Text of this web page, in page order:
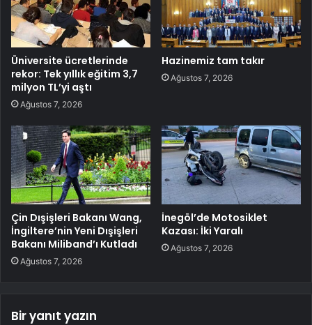
Üniversite ücretlerinde
rekor: Tek yıllık eğitim 3,7
milyon TL’yi aştı
Ağustos 7, 2026
Hazinemiz tam takır
Ağustos 7, 2026
Çin Dışişleri Bakanı Wang,
İngiltere’nin Yeni Dışişleri
Bakanı Miliband’ı Kutladı
Ağustos 7, 2026
İnegöl’de Motosiklet
Kazası: İki Yaralı
Ağustos 7, 2026
Bir yanıt yazın